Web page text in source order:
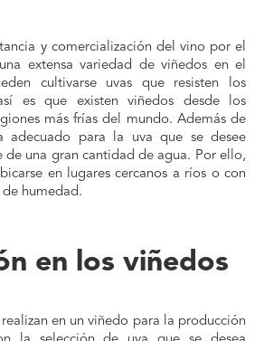
y comercialización del vino por el
extensa variedad de viñedos en el
cultivarse uvas que resisten los
es que existen viñedos desde los
más frías del mundo. Además de
adecuado para la uva que se desee
de una gran cantidad de agua. Por ello,
en lugares cercanos a ríos o con
humedad.
en los viñedos
en un viñedo para la producción